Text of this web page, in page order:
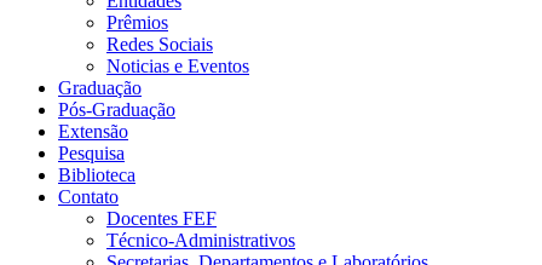
Prêmios
Redes Sociais
Noticias e Eventos
Graduação
Pós-Graduação
Extensão
Pesquisa
Biblioteca
Contato
Docentes FEF
Técnico-Administrativos